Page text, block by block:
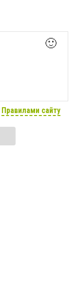
🙂
Правилами сайту